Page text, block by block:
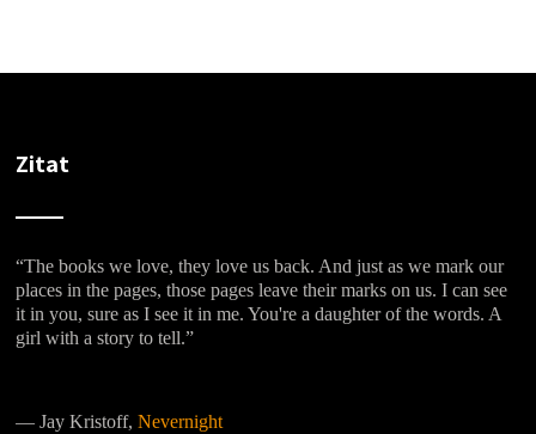
Zitat
“The books we love, they love us back. And just as we mark our
places in the pages, those pages leave their marks on us. I can see
it in you, sure as I see it in me. You're a daughter of the words. A
girl with a story to tell.”
―Jay Kristoff,Nevernight